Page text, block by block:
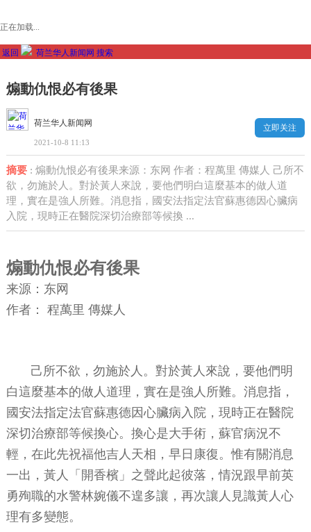
正在加载...
返回 荷兰华人新闻网 搜索
煽動仇恨必有後果
荷兰华人新闻网
2021-10-8 11:13
立即关注
摘要: 煽動仇恨必有後果来源：东网 作者：程萬里 傳媒人 己所不
欲，勿施於人。對於黃人來說，要他們明白這麼基本的做人道
理，實在是強人所難。消息指，國安法指定法官蘇惠德因心臟病
入院，現時正在醫院深切治療部等候換 ...
煽動仇恨必有後果
来源：东网
作者：
程萬里 傳媒人
己所不欲，勿施於人。對於黃人來說，要他們明
白這麼基本的做人道理，實在是強人所難。消息指，
國安法指定法官蘇惠德因心臟病入院，現時正在醫院
深切治療部等候換心。換心是大手術，蘇官病況不
輕，在此先祝福他吉人天相，早日康復。惟有關消息
一出，黃人「開香檳」之聲此起彼落，情況跟早前英
勇殉職的水警林婉儀不遑多讓，再次讓人見識黃人心
理有多變態。